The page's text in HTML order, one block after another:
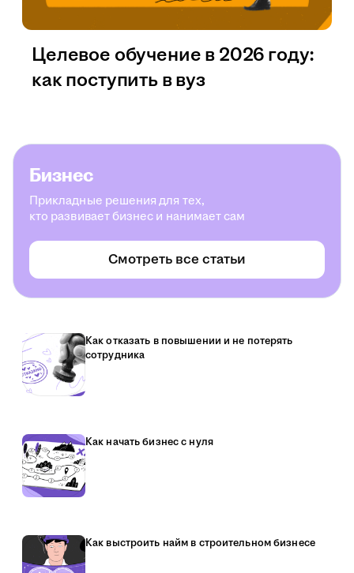
Целевое обучение в 2026 году:
как поступить в вуз
Бизнес
Прикладные решения для тех,
кто развивает бизнес и нанимает сам
Смотреть все статьи
Как отказать в повышении и не потерять
сотрудника
Как начать бизнес с нуля
Как выстроить найм в строительном бизнесе